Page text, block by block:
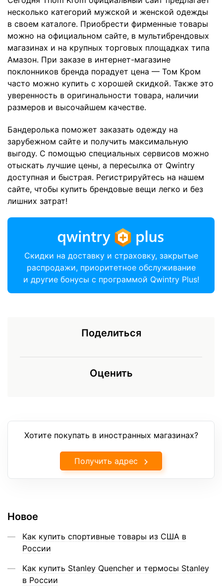
несколько категорий мужской и женской одежды
в своем каталоге. Приобрести фирменные товары
можно на официальном сайте, в мультибрендовых
магазинах и на крупных торговых площадках типа
Амазон. При заказе в интернет-магазине
поклонников бренда порадует цена — Том Кром
часто можно купить с хорошей скидкой. Также это
уверенность в оригинальности товара, наличии
размеров и высочайшем качестве.
Бандеролька поможет заказать одежду на
зарубежном сайте и получить максимальную
выгоду. С помощью специальных сервисов можно
отыскать лучшие цены, а пересылка от Qwintry
доступная и быстрая. Регистрируйтесь на нашем
сайте, чтобы купить брендовые вещи легко и без
лишних затрат!
Скидки на доставку и страховку, закрытые
распродажи, приоритетное обслуживание
и другие бонусы с программой Qwintry Plus!
Поделиться
Оценить
Хотите покупать в иностранных магазинах?
Получить адрес
Новое
Как купить спортивные товары из США в
России
Как купить Stanley Quencher и термосы Stanley
в России